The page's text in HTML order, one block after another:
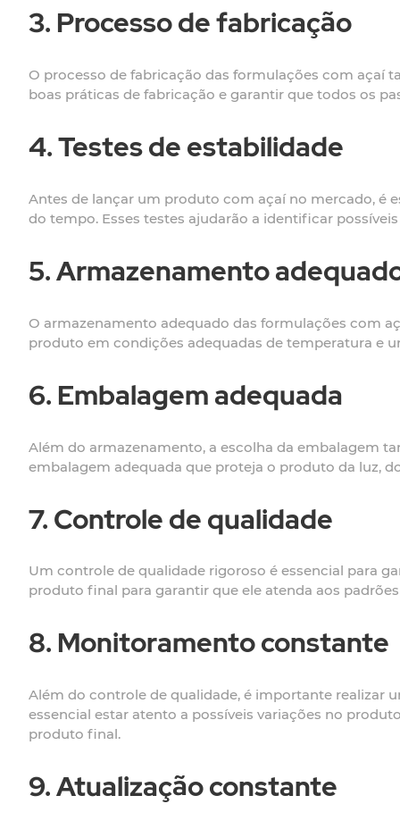
3. Processo de fabricação
O processo de fabricação das formulações com açaí
boas práticas de fabricação e garantir que todos os
4. Testes de estabilidade
Antes de lançar um produto com açaí no mercado, é
do tempo. Esses testes ajudarão a identificar
5. Armazenamento
O armazenamento adequado das formulações com
produto em condições adequadas de temperatura e
6. Embalagem adequada
Além do armazenamento, a escolha da embalagem
embalagem adequada que proteja o produto da luz,
7. Controle de qualidade
Um controle de qualidade rigoroso é essencial para
produto final para garantir que ele atenda aos
8. Monitoramento constante
Além do controle de qualidade, é importante realizar
essencial estar atento a possíveis variações no
produto final.
9. Atualização constante